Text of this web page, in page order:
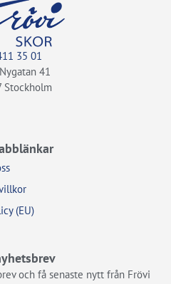
35 01
41
Stockholm
(EU)
och få senaste nytt från Frövi